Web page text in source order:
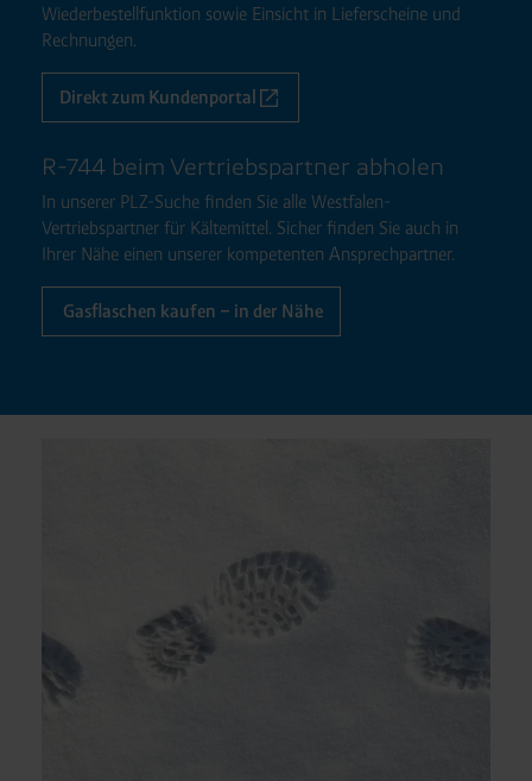
Wiederbestellfunktion sowie Einsicht in Lieferscheine und
Rechnungen.
Direkt zum Kundenportal
R-744 beim Vertriebspartner abholen
In unserer PLZ-Suche finden Sie alle Westfalen-
Vertriebspartner für Kältemittel. Sicher finden Sie auch in
Ihrer Nähe einen unserer kompetenten Ansprechpartner.
Gasflaschen kaufen – in der Nähe